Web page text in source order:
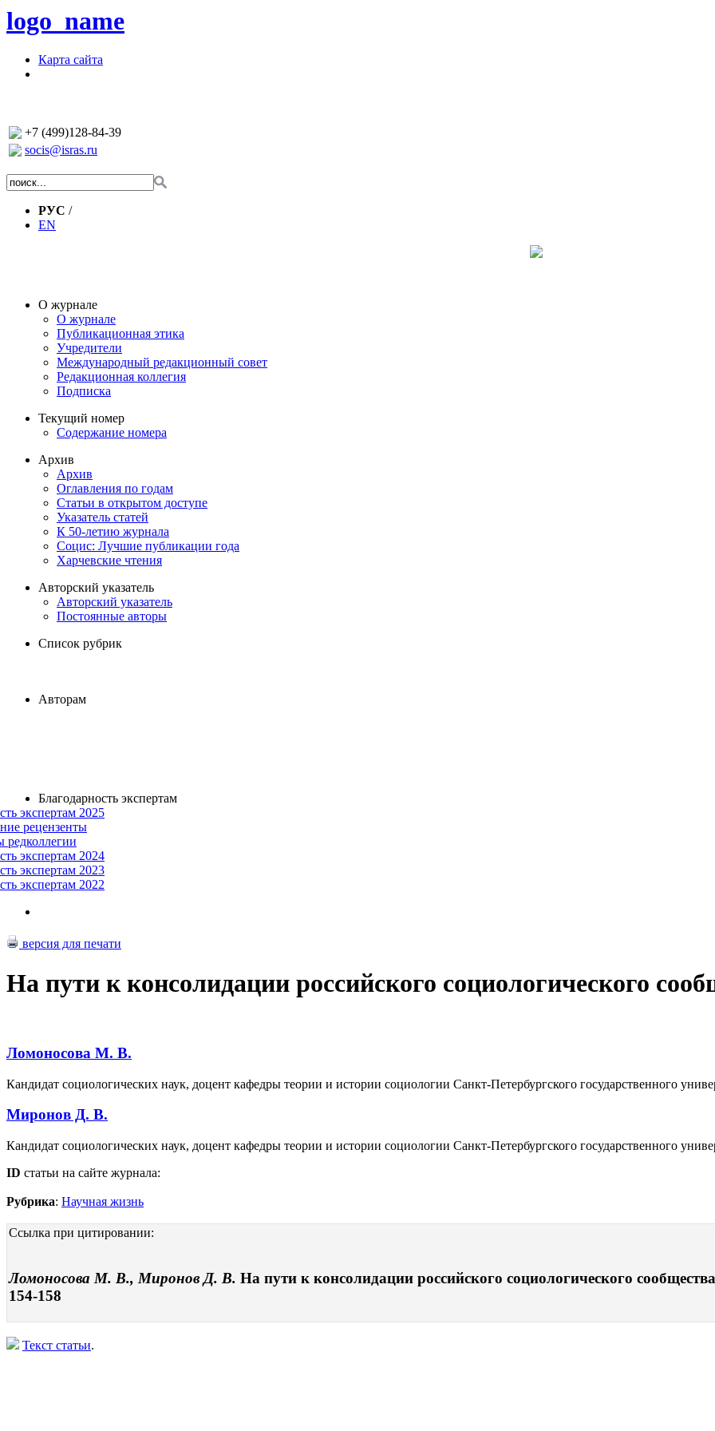
logo_name
Карта сайта
+7 (499)128-84-39
socis@isras.ru
РУС /
EN
О журнале
О журнале
Публикационная этика
Учредители
Международный редакционный совет
Редакционная коллегия
Подписка
Текущий номер
Содержание номера
Архив
Архив
Оглавления по годам
Статьи в открытом доступе
Указатель статей
К 50-летию журнала
Социс: Лучшие публикации года
Харчевские чтения
Авторский указатель
Авторский указатель
Постоянные авторы
Список рубрик
Авторам
Благодарность экспертам
экспертам 2025
рецензенты
редколлегии
экспертам 2024
экспертам 2023
экспертам 2022
версия для печати
На пути к консолидации российского социологического
Ломоносова М. В.
Кандидат социологических наук, доцент кафедры теории и истории социологии Санкт-Петербургского государственного
Миронов Д. В.
Кандидат социологических наук, доцент кафедры теории и истории социологии Санкт-Петербургского государственного
ID статьи на сайте журнала:
Рубрика: Научная жизнь
Ссылка при цитировании:
Ломоносова М. В., Миронов Д. В. На пути к консолидации российского социологического
154-158
Текст статьи.